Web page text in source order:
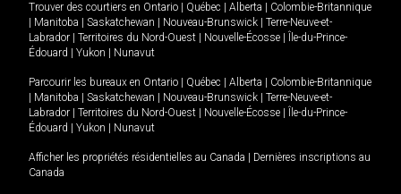
Trouver des courtiers en Ontario Québec Alberta
Colombie-Britannique
Manitoba Saskatchewan Nouveau-Brunswick
Terre-Neuve-et-
Labrador
Territoires du Nord-Ouest Nouvelle-Écosse
Île-du-Prince-
Édouard
Yukon Nunavut
Parcourir les bureaux en Ontario Québec Alberta
Colombie-Britannique
Manitoba Saskatchewan Nouveau-Brunswick
Terre-Neuve-et-
Labrador
Territoires du Nord-Ouest Nouvelle-Écosse
Île-du-Prince-
Édouard
Yukon Nunavut
Afficher les propriétés résidentielles au Canada
Dernières inscriptions au
Canada